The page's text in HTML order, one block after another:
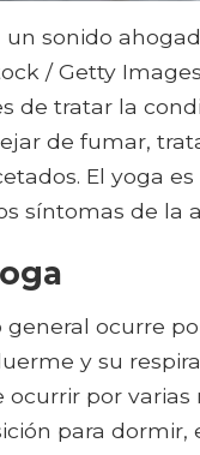
sonido
/ Getty
de tratar la
de fumar,
El yoga
síntomas de la
ocurre
y su
por varias
para